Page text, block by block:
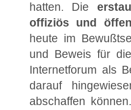
hatten. Die
offiziös und
heute im
und Beweis für
Internetforum als
darauf
abschaffen